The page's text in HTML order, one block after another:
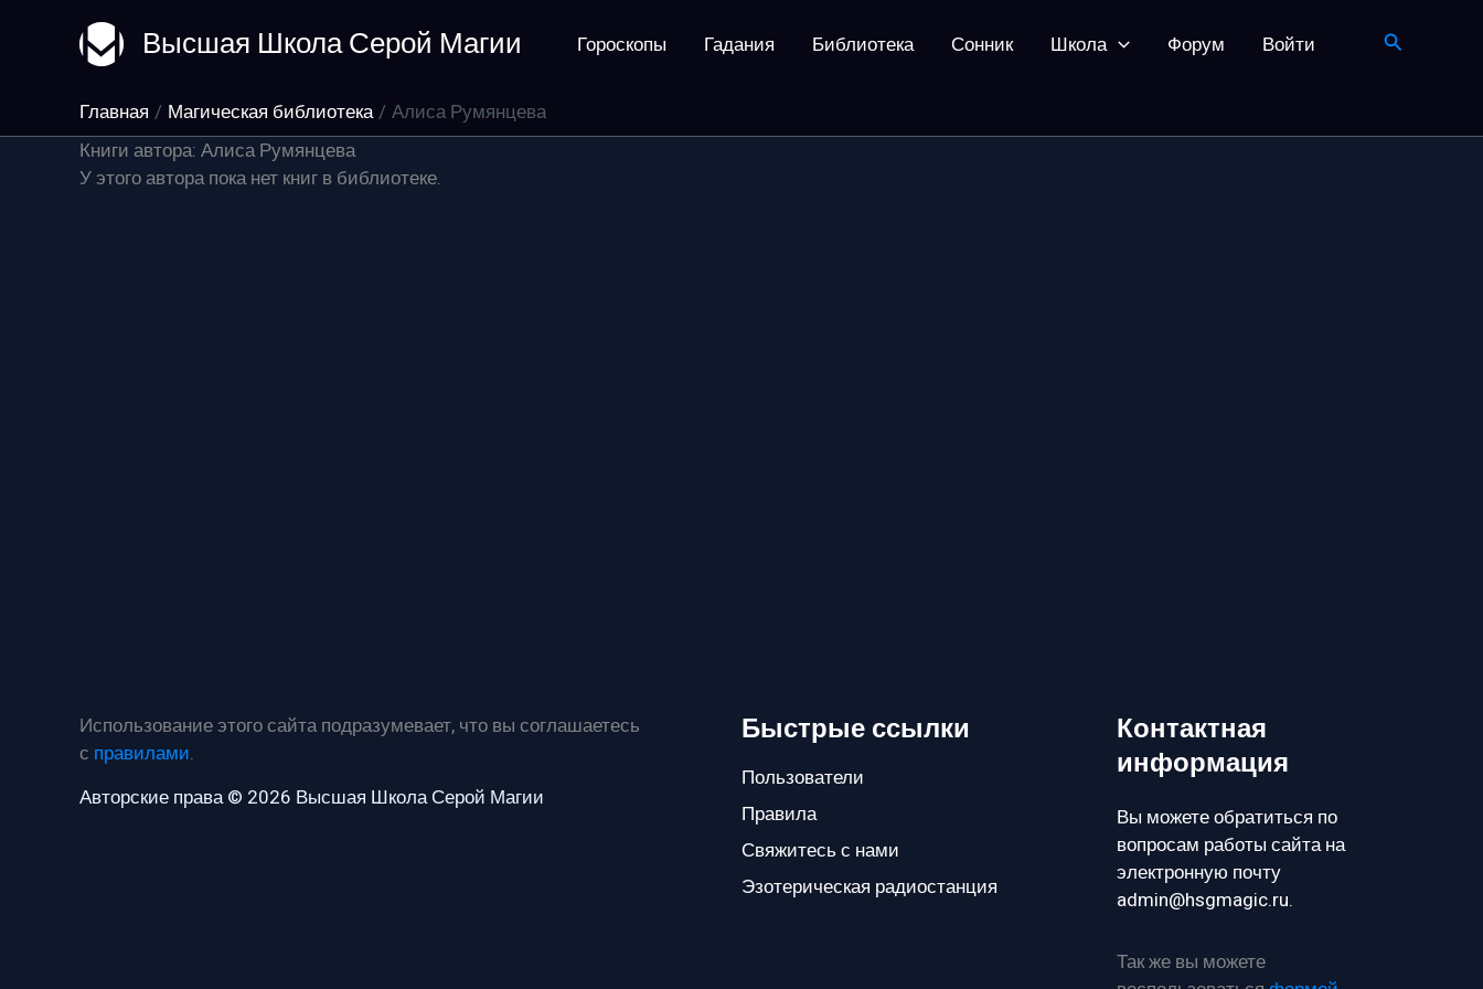
содержимому
Высшая Школа Серой Магии Гороскопы Гадания Библиотека Сонник Школа Форум Войти Поиск
Главная Магическая библиотека
Алиса Румянцева
Книги автора: Алиса Румянцева
У этого автора пока нет книг в библиотеке.
Использование этого сайта подразумевает, что вы соглашаетесь
с правилами.
Авторские права © 2026 Высшая Школа Серой Магии
Быстрые ссылки
Пользователи
Правила
Свяжитесь с нами
Эзотерическая радиостанция
Контактная
информация
Вы можете обратиться по
вопросам работы сайта на
электронную почту
admin@hsgmagic.ru.
Так же вы можете